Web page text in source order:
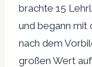
brachte 15
und begann mit
nach dem
großen Wert